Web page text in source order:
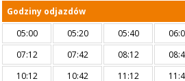
Godziny odjazdów
05:00
05:20 05:40
07:12
07:42 08:12
10:12
10:42 11:12